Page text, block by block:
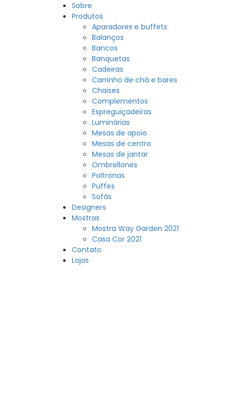
Sobre
Produtos
Aparadores e buffets
Balanços
Bancos
Banquetas
Cadeiras
Carrinho de chá e bares
Chaises
Complementos
Espreguiçadeiras
Luminárias
Mesas de apoio
Mesas de centro
Mesas de jantar
Ombrellones
Poltronas
Puffes
Sofás
Designers
Mostras
Mostra Way Garden 2021
Casa Cor 2021
Contato
Lojas